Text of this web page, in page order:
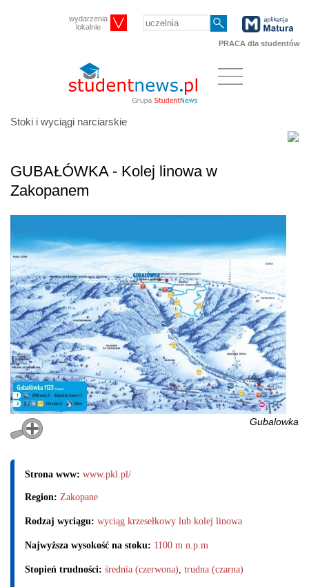
wydarzenia
lokalnie
PRACA dla studentów
Stoki i wyciągi narciarskie
GUBAŁÓWKA - Kolej linowa w
Zakopanem
Gubalowka
Strona www: www.pkl.pl/
Region: Zakopane
Rodzaj wyciągu: wyciąg krzesełkowy lub kolej linowa
Najwyższa wysokość na stoku: 1100 m n.p.m
Stopień trudności: średnia (czerwona) trudna (czarna)